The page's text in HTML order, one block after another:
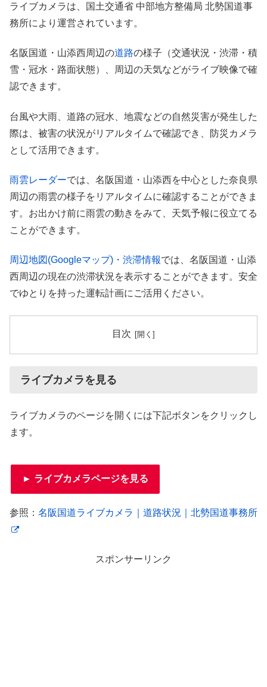
ライブカメラは、国土交通省 中部地方整備局 北勢国道事
務所により運営されています。
名阪国道・山添西周辺の道路の様子（交通状況・渋滞・積
雪・冠水・路面状態）、周辺の天気などがライブ映像で確
認できます。
台風や大雨、道路の冠水、地震などの自然災害が発生した
際は、被害の状況がリアルタイムで確認でき、防災カメラ
として活用できます。
雨雲レーダーでは、名阪国道・山添西を中心とした奈良県
周辺の雨雲の様子をリアルタイムに確認することができま
す。お出かけ前に雨雲の動きをみて、天気予報に役立てる
ことができます。
周辺地図(Googleマップ)・渋滞情報では、名阪国道・山添
西周辺の現在の渋滞状況を表示することができます。安全
でゆとりを持った運転計画にご活用ください。
目次
ライブカメラを見る
ライブカメラのページを開くには下記ボタンをクリックし
ます。
► ライブカメラページを見る
参照： 名阪国道ライブカメラ｜道路状況｜北勢国道事務所
スポンサーリンク